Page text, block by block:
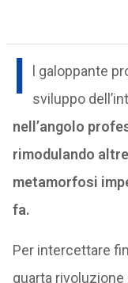
I
l galoppante
sviluppo
nell’angolo
rimodulando
metamorfosi
fa.
Per intercettare
quarta